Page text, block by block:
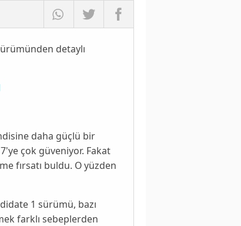
detaylı
daha güçlü bir
'ye çok güveniyor. Fakat
fırsatı buldu. O yüzden
1 sürümü, bazı
farklı sebeplerden